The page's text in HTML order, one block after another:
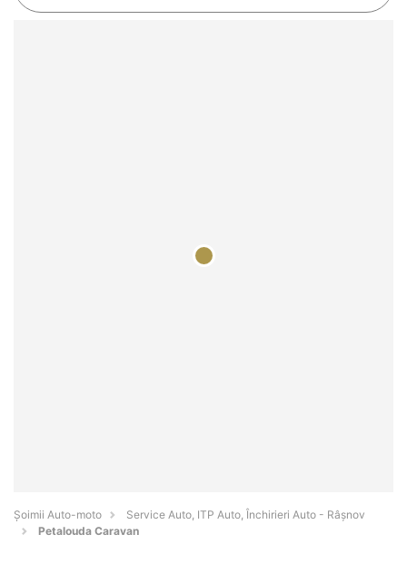
Șoimii Auto-moto
Service Auto, ITP Auto, Închirieri Auto - Râşnov
Petalouda Caravan